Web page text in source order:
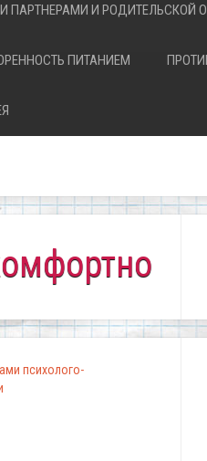
И
ПИТАНИЕМ
всем!"
психолого-